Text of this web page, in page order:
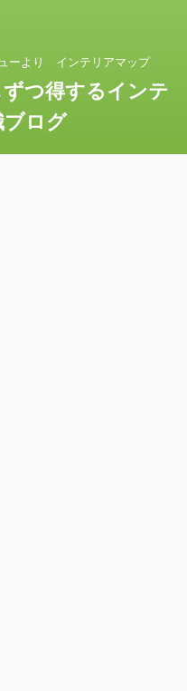
ーより インテリアマップ
つ得するインテ
ブログ